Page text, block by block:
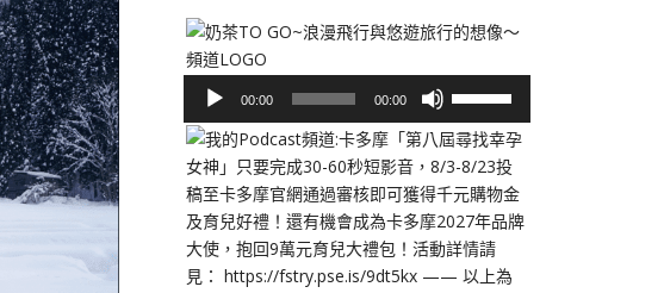
播
放
器
00:00 00:00
向
上/
向
下
鍵
以